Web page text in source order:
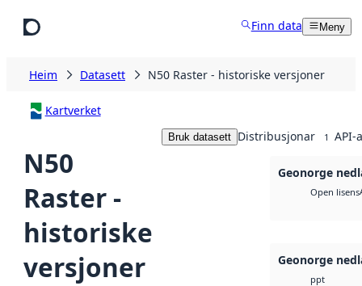
Finn data Meny
Heim Datasett N50 Raster - historiske versjoner
Kartverket
N50
Raster -
historiske
versjoner
Bruk datasett Distribusjonar 1 API-
Geonorge
Open lisens
Geonorge
ppt